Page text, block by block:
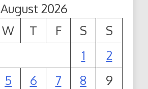
August 2026
W T F S
S
1
2
5 6 7 8
9